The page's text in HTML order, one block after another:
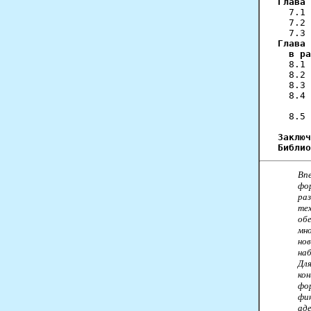
7.1
7.2
Глава
в
8.1
8.2
8.3
8.4
8.5